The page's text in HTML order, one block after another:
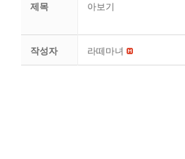
제목
아보기
작성자 라떼마녀